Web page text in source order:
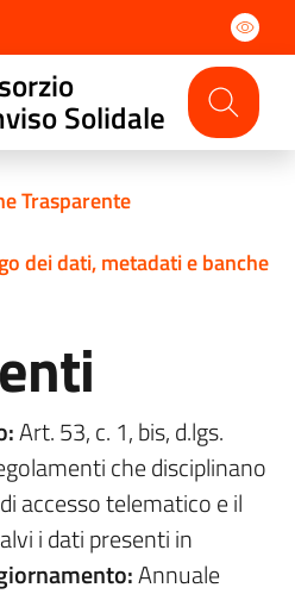
Solidale
Trasparente
dei dati, metadati e banche
Art. 53, c. 1, bis, d.lgs.
che disciplinano
accesso telematico e il
i dati presenti in
Annuale